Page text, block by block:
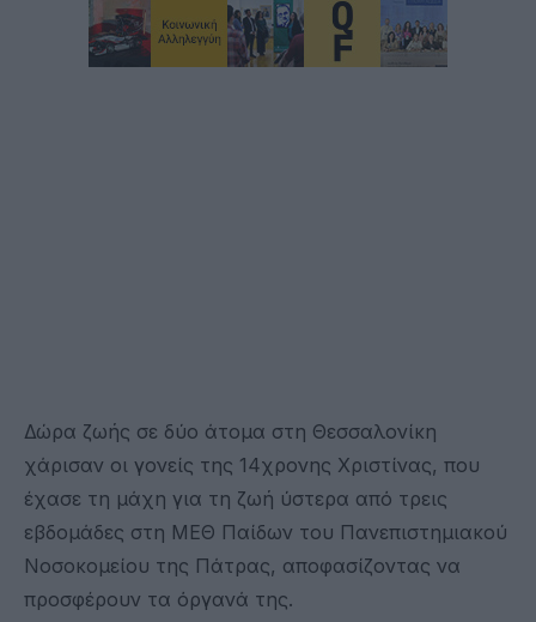
Δώρα ζωής σε δύο άτομα στη Θεσσαλονίκη
χάρισαν οι γονείς της 14χρονης Χριστίνας, που
έχασε τη μάχη για τη ζωή ύστερα από τρεις
εβδομάδες στη ΜΕΘ Παίδων του Πανεπιστημιακού
Νοσοκομείου της Πάτρας, αποφασίζοντας να
προσφέρουν τα όργανά της.